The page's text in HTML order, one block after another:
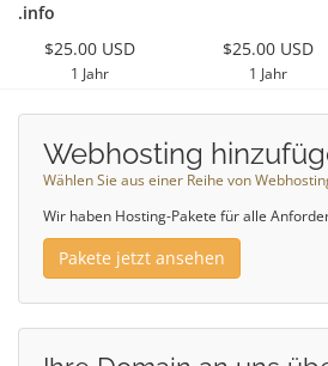
.info
$25.00 USD
1 Jahr
$25.00 USD
1 Jahr
Webhosting
Wählen Sie aus einer Reihe von
Wir haben Hosting-Pakete für alle
Pakete jetzt ansehen